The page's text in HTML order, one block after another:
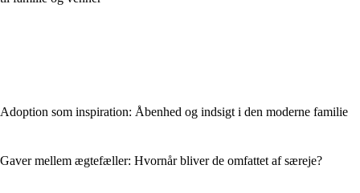
Adoption som inspiration: Åbenhed og indsigt i den moderne familie
Gaver mellem ægtefæller: Hvornår bliver de omfattet af særeje?